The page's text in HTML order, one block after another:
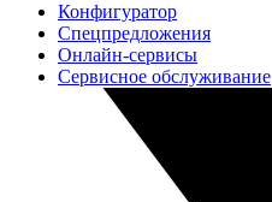
Конфигуратор
Спецпредложения
Онлайн-сервисы
Сервисное обслуживание